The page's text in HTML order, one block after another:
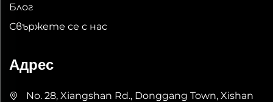
Блог
Свържете се с нас
Адрес
No. 28, Xiangshan Rd., Donggang Town, Xishan